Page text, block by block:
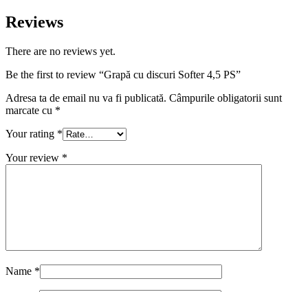
Reviews
There are no reviews yet.
Be the first to review “Grapă cu discuri Softer 4,5 PS”
Adresa ta de email nu va fi publicată. Câmpurile obligatorii sunt
marcate cu *
Your rating *
Your review *
Name *